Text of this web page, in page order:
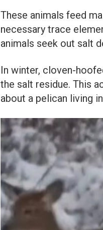
These animals feed
necessary trace
animals seek out salt
In winter, cloven-
the salt residue. This
about a pelican living